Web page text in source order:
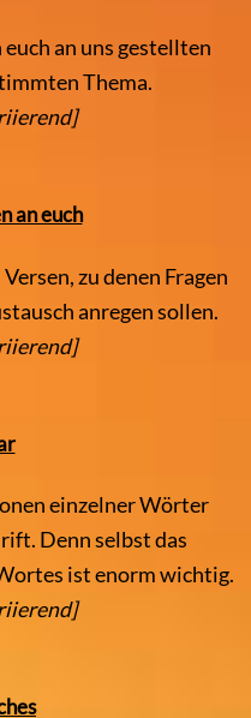
an uns gestellten
Thema.
an euch
zu denen Fragen
anregen sollen.
einzelner Wörter
Denn selbst das
ist enorm wichtig.